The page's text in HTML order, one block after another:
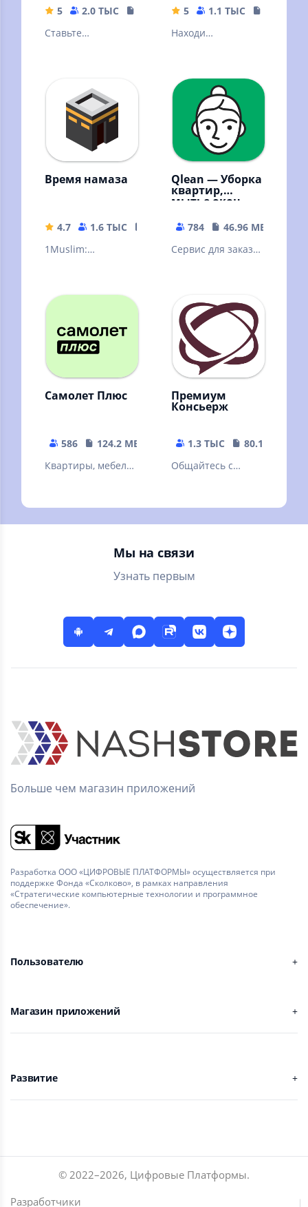
5 2.0 ТЫС
54.94 MB
Ставьте
прогресс
5 1.1 ТЫС
Находи
привычки, ставь
цели и организуй
свое время
Время намаза
4.7 1.6 ТЫС
24.72 MB
1Muslim:
Кибла, Рамадан
виджет и
календарь, Хадисы
Qlean — Уборка
квартир,
мытье окон,
784
46.96 MB
Сервис для заказа
Самолет Плюс
586
124.2 MB
Квартиры, мебель,
одном
приложении
Премиум
Консьерж
1.3 ТЫС
80.14 MB
Общайтесь с
всегда онлайн!
Мы на связи
Узнать первым
Больше чем магазин приложений
Разработка ООО «ЦИФРОВЫЕ ПЛАТФОРМЫ» осуществляется при
поддержке Фонда «Сколково», в рамках направления
«Стратегические компьютерные технологии и программное
обеспечение».
Пользователю
Магазин приложений
Развитие
© 2022–2026, Цифровые Платформы.
Разработчики